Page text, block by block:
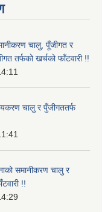
चालु, पूँजीगत र
तर्फको खर्चको फाँटवारी !!
चालु र पुँजीगततर्फ
समानीकरण चालु र
!!